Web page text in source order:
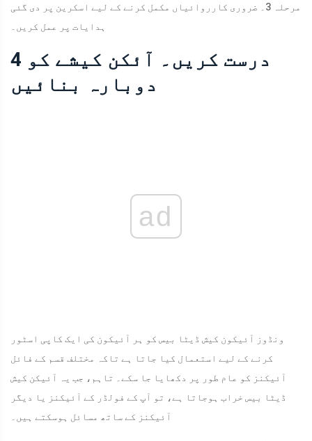
مرحلہ 3۔ ضروری کارروائیاں مکمل کرنے کے لیے اسکرین پر دی گئی
ہدایات پر عمل کریں۔
4 درست کریں۔ آئکن کیشے کو
دوبارہ بنائیں
ad
ونڈوز آئیکون کیش ڈیٹا بیس کو ہر آئیکون کی ایک کاپی اسٹور
کرنے کے لیے استعمال کیا جاتا ہے تاکہ مختلف قسم کے فائل
آئیکنز کو عام طور پر دکھایا جا سکے۔ تاہم، جب یہ آئیکن کیش
ڈیٹا بیس خراب ہوجاتا ہے، تو آپ کے فولڈر کے آئیکنز یا دیگر
آئیکنز کے ساتھ مسائل ہوسکتے ہیں۔